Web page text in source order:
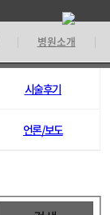
| 병원소개 |
기
시술후기
언론/보도